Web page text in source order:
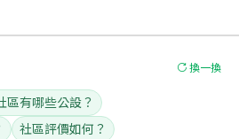
換一換
區有哪些公設？
社區評價如何？